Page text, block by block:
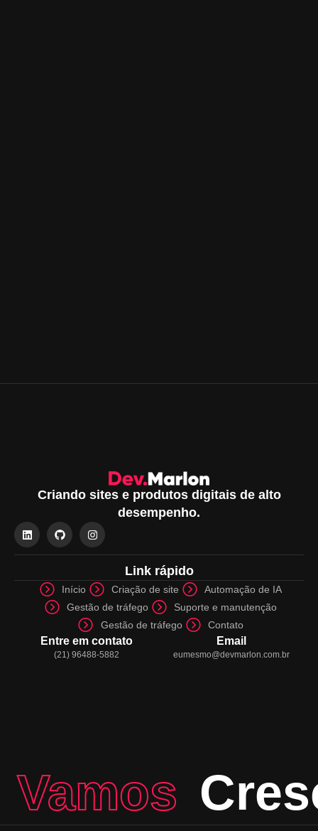
Criando sites e produtos digitais de alto
desempenho.
Link rápido
Início Criação de site
Automação de IA
Gestão de tráfego
Suporte e manutenção
Gestão de tráfego
Contato
Entre em contato
(21) 96488-5882
Email
eumesmo@devmarlon.com.br
Vamos